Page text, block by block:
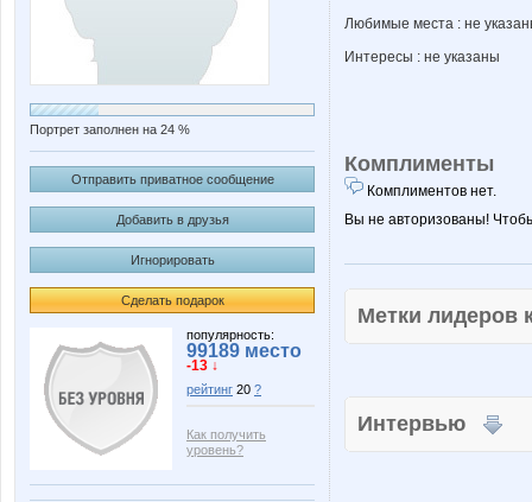
Портрет заполнен на 24 %
Отправить приватное сообщение
Добавить в друзья
Игнорировать
Сделать подарок
популярность:
99189 место
-13 ↓
рейтинг 20 ?
Как получить
уровень?
Любимые места : не
Интересы : не указаны
Комплименты
Комплиментов нет.
Вы не авторизованы!
Метки
Интервью